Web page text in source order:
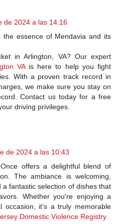
de 2024 a las 14:16
the essence of Mendavia and its
in Arlington, VA? Our expert
VAis here to help you fight
With a proven track record in
we make sure you stay on
Contact us today for a free
driving privileges.
de 2024 a las 10:43
offers a delightful blend of
The ambiance is welcoming,
fantastic selection of dishes that
Whether you're enjoying a
it’s a truly memorable
Domestic Violence Registry